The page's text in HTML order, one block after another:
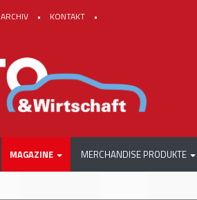
ARCHIV • KONTAKT •
MAGAZINE MERCHANDISE PRODUKTE